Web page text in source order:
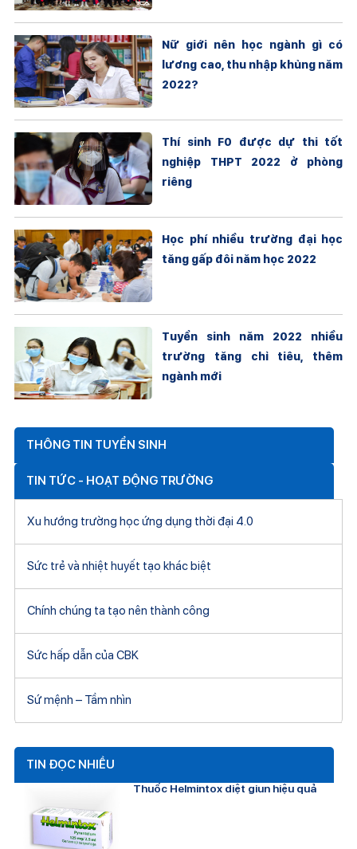
Nữ giới nên học ngành gì có
lương cao, thu nhập khủng năm
2022?
Thí sinh F0 được dự thi tốt
nghiệp THPT 2022 ở phòng
riêng
Học phí nhiều trường đại học
tăng gấp đôi năm học 2022
Tuyển sinh năm 2022 nhiều
trường tăng chỉ tiêu, thêm
ngành mới
THÔNG TIN TUYỂN SINH
TIN TỨC - HOẠT ĐỘNG TRƯỜNG
Xu hướng trường học ứng dụng thời đại 4.0
Sức trẻ và nhiệt huyết tạo khác biệt
Chính chúng ta tạo nên thành công
Sức hấp dẫn của CBK
Sứ mệnh – Tầm nhìn
TIN ĐỌC NHIỀU
Thuốc Helmintox diệt giun hiệu quả